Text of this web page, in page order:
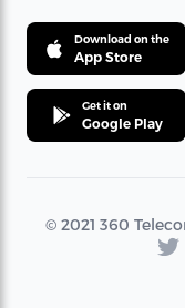
Download on the
App Store
Get it on
Google Play
© 2021 360